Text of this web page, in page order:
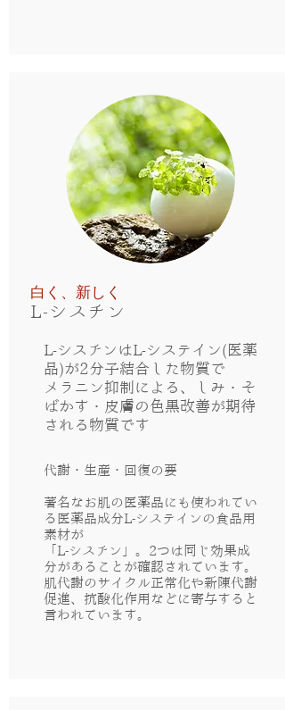
白く、新しく
L-シスチン
L-シスチンはL-システイン(医薬
品)が2分子結合した物質で
メラニン抑制による、しみ・そ
ばかす・皮膚の色黒改善が期待
される物質です
代謝・生産・回復の要
著名なお肌の医薬品にも使われてい
る医薬品成分L-システインの食品用
素材が
「L-シスチン」。2つは同じ効果成
分があることが確認されています。
肌代謝のサイクル正常化や新陳代謝
促進、抗酸化作用などに寄与すると
言われています。